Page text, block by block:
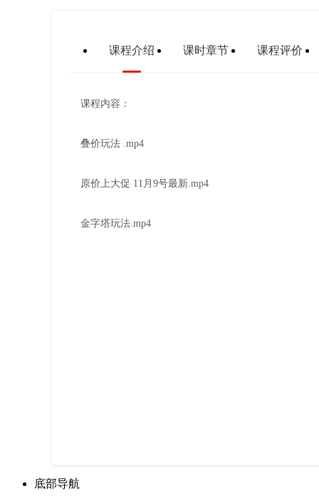
课程介绍 课时章节 课程评价
课程内容：
叠价玩法 .mp4
原价上大促 11月9号最新.mp4
金字塔玩法.mp4
底部导航